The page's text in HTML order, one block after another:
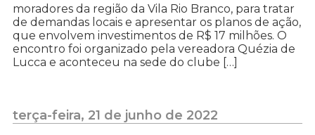
moradores da região da Vila Rio Branco, para tratar
de demandas locais e apresentar os planos de ação,
que envolvem investimentos de R$ 17 milhões. O
encontro foi organizado pela vereadora Quézia de
Lucca e aconteceu na sede do clube […]
terça-feira, 21 de junho de 2022